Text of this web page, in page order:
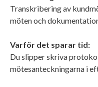
Transkribering av
möten och
Varför det sparar tid:
Du slipper skriva
mötesanteckningarna i